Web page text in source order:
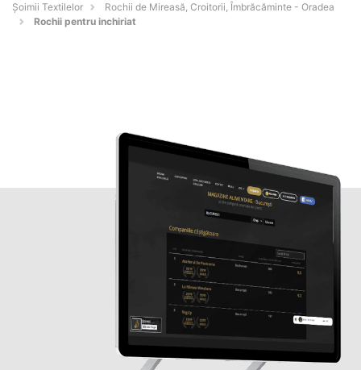
Șoimii Textilelor
Rochii de Mireasă, Croitorii, Îmbrăcăminte - Oradea
Rochii pentru inchiriat